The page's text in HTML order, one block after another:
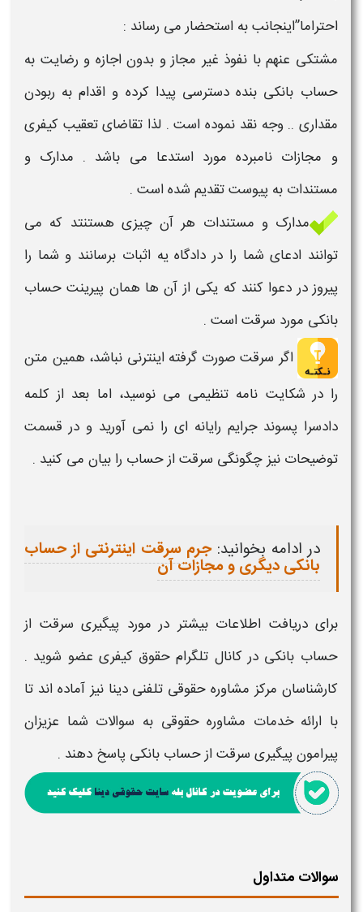
احتراما”اینجانب به استحضار می رساند :
مشتکی عنهم با نفوذ غیر مجاز و بدون اجازه و رضایت به
حساب بانکی بنده دسترسی پیدا کرده و اقدام به ربودن
مقداری .. وجه نقد نموده است . لذا تقاضای تعقیب کیفری
و مجازات نامبرده مورد استدعا می باشد . مدارک و
مستندات به پیوست تقدیم شده است .
مدارک و مستندات هر آن چیزی هستنتد که می
توانند ادعای شما را در دادگاه یه اثبات برسانند و شما را
پیروز در دعوا کنند که یکی از آن ها همان پیرینت حساب
بانکی مورد سرقتاست .
اگر سرقت صورت گرفته اینترنی نباشد، همین متن
را در شکایت نامه تنظیمی می نوسید، اما بعد از کلمه
دادسرا پسوند جرایم رایانه ای را نمی آورید و در قسمت
توضیحات نیز چگونگی سرقت از حساب را بیان می کنید .
در ادامه بخوانید: جرم سرقت اینترنتی از حساب
بانکی دیگری و مجازات آن
برای دریافت اطلاعات بیشتر در مورد پیگیری سرقت از
حساب بانکی در کانال تلگرام حقوق کیفری عضو شوید .
کارشناسان مرکز مشاوره حقوقی تلفنی دینا نیز آماده اند تا
با ارائه خدمات مشاوره حقوقی به سوالات شما عزیزان
پیرامونپیگیری سرقت از حساب بانکی​ پاسخ دهند .
سوالات متداول